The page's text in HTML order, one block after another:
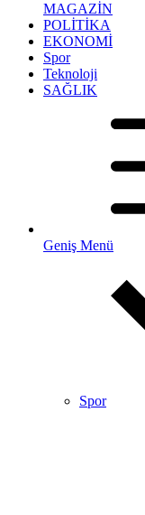
MAGAZİN
POLİTİKA
EKONOMİ
Spor
Teknoloji
SAĞLIK
Geniş Menü
Spor